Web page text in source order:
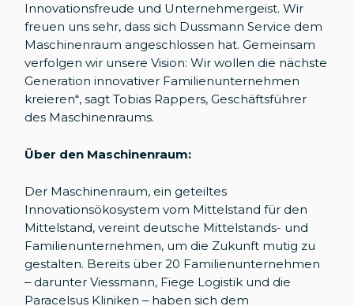
Innovationsfreude und Unternehmergeist. Wir
freuen uns sehr, dass sich Dussmann Service dem
Maschinenraum angeschlossen hat. Gemeinsam
verfolgen wir unsere Vision: Wir wollen die nächste
Generation innovativer Familienunternehmen
kreieren“, sagt Tobias Rappers, Geschäftsführer
des Maschinenraums.
Über den Maschinenraum:
Der Maschinenraum, ein geteiltes
Innovationsökosystem vom Mittelstand für den
Mittelstand, vereint deutsche Mittelstands- und
Familienunternehmen, um die Zukunft mutig zu
gestalten. Bereits über 20 Familienunternehmen
– darunter Viessmann, Fiege Logistik und die
Paracelsus Kliniken – haben sich dem